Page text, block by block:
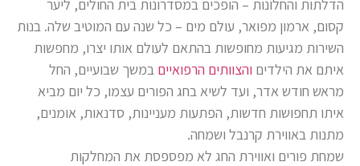
הדלתות והחלונות – הופכים במסדרונות בית החולים, ליער
קסום, ארמון מפואר, עולם מים – כל שנה עם המוטיב שלה. בנות
השירות מגיעות מחופשות בהתאם לעולם אותו יצרו, מחפשות
איתם את הילדים והצוותים הרפואיים במשך שבועיים, החל
מראש חודש אדר, ועד לשיא בחג הפורים עצמו, כל יום מביא
איתו תחפושות חדשות, הפתעות מעניינות, סדנאות, אומנים,
מתנות באווירת קרנבל ושמחה.
שמחת פורים ואווירת החג לא מפספסת את המחלקות